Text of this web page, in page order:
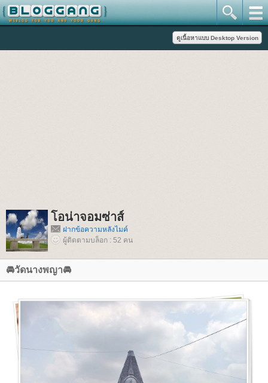
อน่าจอมซ่าส์
ฝากข้อความหลังไมค์
ผู้ติดตามบล็อก : 52 คน
🚘วัดนางพญา🚘